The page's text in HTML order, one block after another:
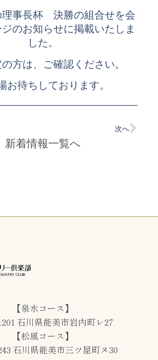
理事長杯 決勝の組合せを会
のお知らせに掲載いたしま
した。
方は、ご確認ください。
お待ちしております。
次へ
新着情報一覧へ
【泉水コース】
石川県能美市岩内町レ27
【松風コース】
石川県能美市三ツ屋町ヌ30